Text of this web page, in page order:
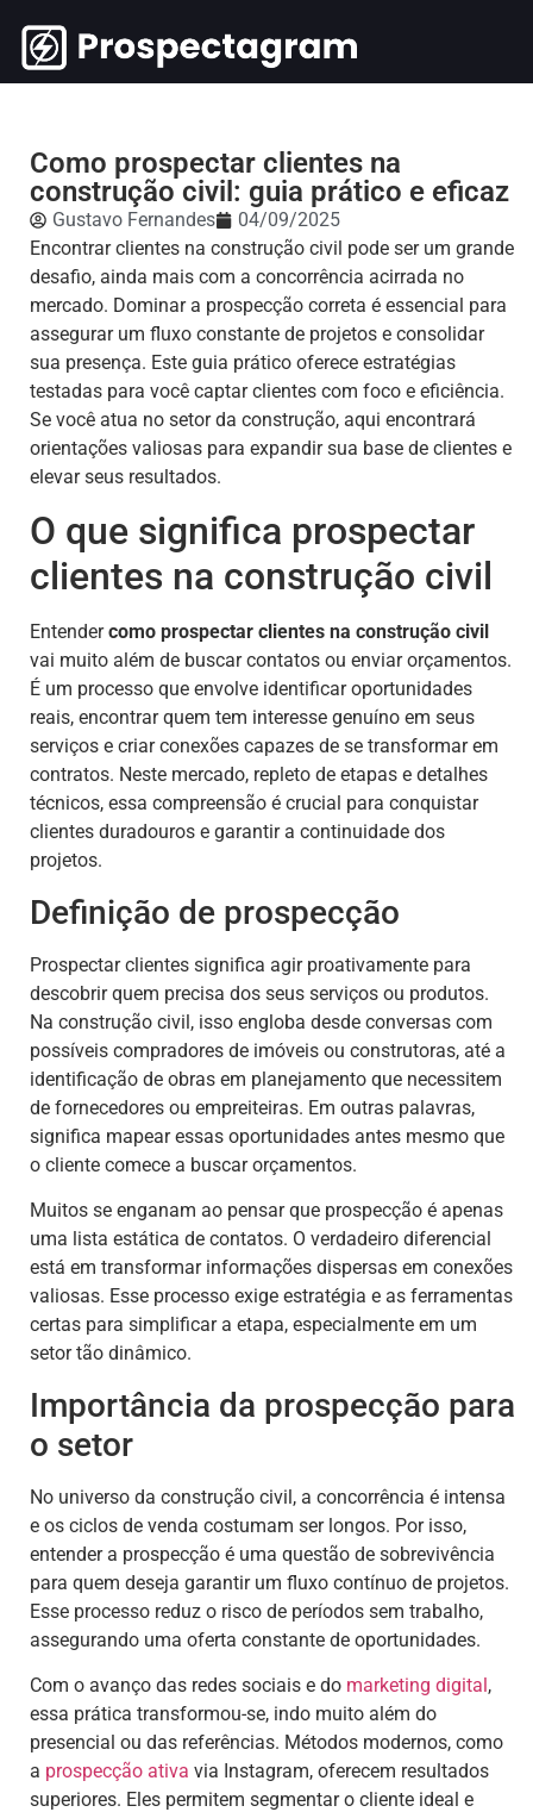
Como prospectar clientes na
construção civil: guia prático e eficaz
Gustavo Fernandes
04/09/2025
Encontrar clientes na construção civil pode ser um grande
desafio, ainda mais com a concorrência acirrada no
mercado. Dominar a prospecção correta é essencial para
assegurar um fluxo constante de projetos e consolidar
sua presença. Este guia prático oferece estratégias
testadas para você captar clientes com foco e eficiência.
Se você atua no setor da construção, aqui encontrará
orientações valiosas para expandir sua base de clientes e
elevar seus resultados.
O que significa prospectar
clientes na construção civil
Entendercomo prospectar clientes na construção civil
vai muito além de buscar contatos ou enviar orçamentos.
É um processo que envolve identificar oportunidades
reais, encontrar quem tem interesse genuíno em seus
serviços e criar conexões capazes de se transformar em
contratos. Neste mercado, repleto de etapas e detalhes
técnicos, essa compreensão é crucial para conquistar
clientes duradouros e garantir a continuidade dos
projetos.
Definição de prospecção
Prospectar clientes significa agir proativamente para
descobrir quem precisa dos seus serviços ou produtos.
Na construção civil, isso engloba desde conversas com
possíveis compradores de imóveis ou construtoras, até a
identificação de obras em planejamento que necessitem
de fornecedores ou empreiteiras. Em outras palavras,
significa mapear essas oportunidades antes mesmo que
o cliente comece a buscar orçamentos.
Muitos se enganam ao pensar que prospecção é apenas
uma lista estática de contatos. O verdadeiro diferencial
está em transformar informações dispersas em conexões
valiosas. Esse processo exige estratégia e as ferramentas
certas para simplificar a etapa, especialmente em um
setor tão dinâmico.
Importância da prospecção para
o setor
No universo da construção civil, a concorrência é intensa
e os ciclos de venda costumam ser longos. Por isso,
entender a prospecção é uma questão de sobrevivência
para quem deseja garantir um fluxo contínuo de projetos.
Esse processo reduz o risco de períodos sem trabalho,
assegurando uma oferta constante de oportunidades.
Com o avanço das redes sociais e do marketing digital,
essa prática transformou-se, indo muito além do
presencial ou das referências. Métodos modernos, como
a prospecção ativa via Instagram, oferecem resultados
superiores. Eles permitem segmentar o cliente ideal e